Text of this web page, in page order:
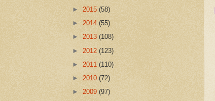
► 2015 (58)
► 2014 (55)
► 2013 (108)
► 2012 (123)
► 2011 (110)
► 2010 (72)
► 2009 (97)